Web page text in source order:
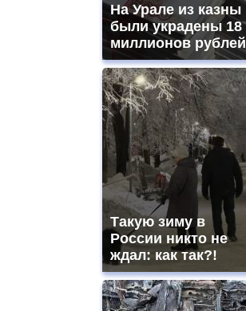
https://www.replicasrelojes.to/
На Урале из казны
были украдены 18
миллионов рублей
Такую зиму в
России никто не
ждал: как так?!